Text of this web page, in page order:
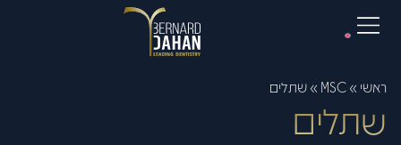
ראשי »
MSC
»שתלים
שתלים